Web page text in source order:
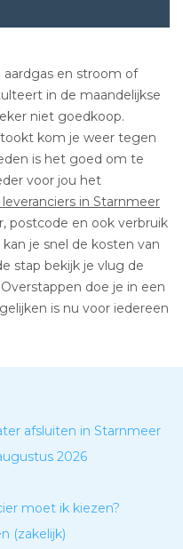
en stroom of
in de maandelijkse
niet goedkoop.
kom je weer tegen
is het goed om te
voor jou het
in Starnmeer
postcode en ook verbruik
je snel de kosten van
stap bekijk je vlug de
doe je in een
is nu voor iedereen
afsluiten in Starnmeer
2026
moet ik kiezen?
(zakelijk)